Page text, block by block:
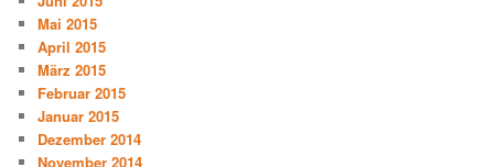
Mai 2015
April 2015
März 2015
Februar 2015
Januar 2015
Dezember 2014
November 2014